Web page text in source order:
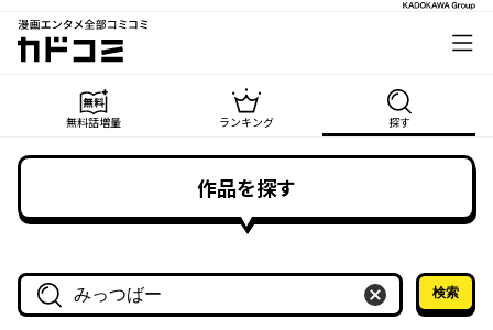
漫画エンタメ全部コミコミ
カドコミ
無料話増量 ランキング 探す
作品を探す
作品名・作家名で探す
検索